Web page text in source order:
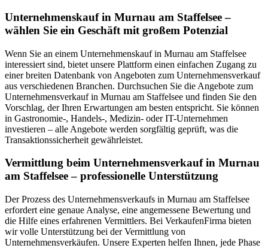
Unternehmenskauf in Murnau am Staffelsee –
wählen Sie ein Geschäft mit großem Potenzial
Wenn Sie an einem Unternehmenskauf in Murnau am Staffelsee
interessiert sind, bietet unsere Plattform einen einfachen Zugang zu
einer breiten Datenbank von Angeboten zum Unternehmensverkauf
aus verschiedenen Branchen. Durchsuchen Sie die Angebote zum
Unternehmensverkauf in Murnau am Staffelsee und finden Sie den
Vorschlag, der Ihren Erwartungen am besten entspricht. Sie können
in Gastronomie-, Handels-, Medizin- oder IT-Unternehmen
investieren – alle Angebote werden sorgfältig geprüft, was die
Transaktionssicherheit gewährleistet.
Vermittlung beim Unternehmensverkauf in Murnau
am Staffelsee – professionelle Unterstützung
Der Prozess des Unternehmensverkaufs in Murnau am Staffelsee
erfordert eine genaue Analyse, eine angemessene Bewertung und
die Hilfe eines erfahrenen Vermittlers. Bei VerkaufenFirma bieten
wir volle Unterstützung bei der Vermittlung von
Unternehmensverkäufen. Unsere Experten helfen Ihnen, jede Phase